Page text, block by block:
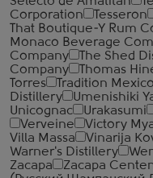
Corporation
Tesseron
That Boutique-Y Rum
Monaco Beverage
Company
The Shed
Company
Thomas
Torres
Tradition Mexico
Distillery
Umenishiki
Unicognac
Urakasumi
Verveine
Victory
Villa Massa
Vinarija
Warner's Distillery
Zacapa
Zacapa